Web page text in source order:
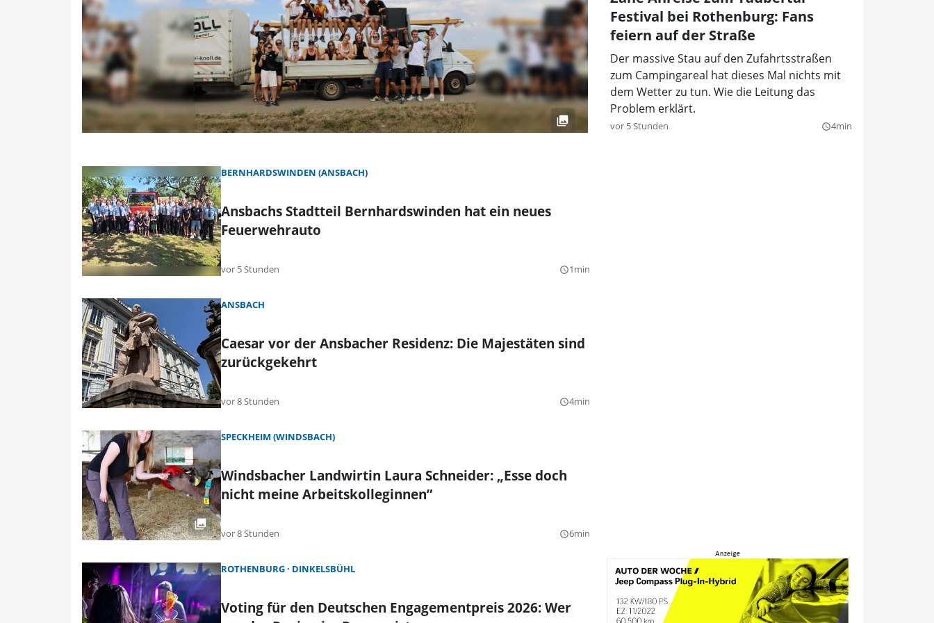
Festival bei Rothenburg: Fans
feiern auf der Straße
Der massive Stau auf den Zufahrtsstraßen
zum Campingareal hat dieses Mal nichts mit
dem Wetter zu tun. Wie die Leitung das
Problem erklärt.
vor 5 Stunden query_builder4min
BERNHARDSWINDEN (ANSBACH)
Ansbachs Stadtteil Bernhardswinden hat ein neues
Feuerwehrauto
vor 5 Stunden query_builder1min
ANSBACH
Caesar vor der Ansbacher Residenz: Die Majestäten sind
zurückgekehrt
vor 8 Stunden query_builder4min
SPECKHEIM (WINDSBACH)
Windsbacher Landwirtin Laura Schneider: „Esse doch
nicht meine Arbeitskolleginnen”
vor 8 Stunden query_builder6min
ROTHENBURG DINKELSBÜHL
Voting für den Deutschen Engagementpreis 2026: Wer